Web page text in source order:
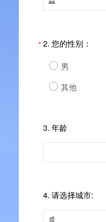
*2. 您的性别：
男
其他
3. 年龄
4. 请选择城市:
